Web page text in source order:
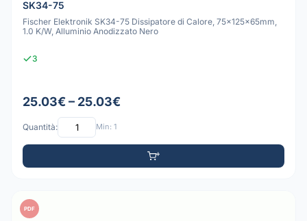
SK34-75
Fischer Elektronik SK34-75 Dissipatore di Calore, 75x125x65mm,
1.0 K/W, Alluminio Anodizzato Nero
3
25.03€ – 25.03€
Quantità: Min: 1
PDF